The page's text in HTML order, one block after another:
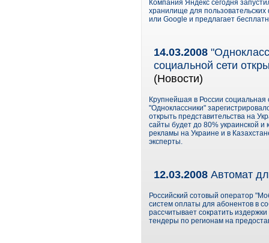
Компания Яндекс сегодня
хранилище для
или Google и предлагает
14.03.2008
социальной сети
(Новости)
Крупнейшая в России
"Одноклассники"
открыть представительства на
сайты будет до 80% украинской
рекламы на Украине и в
эксперты.
12.03.2008 Автомат
Российский сотовый оператор
систем оплаты для абонентов в
рассчитывает сократить
тендеры по регионам на